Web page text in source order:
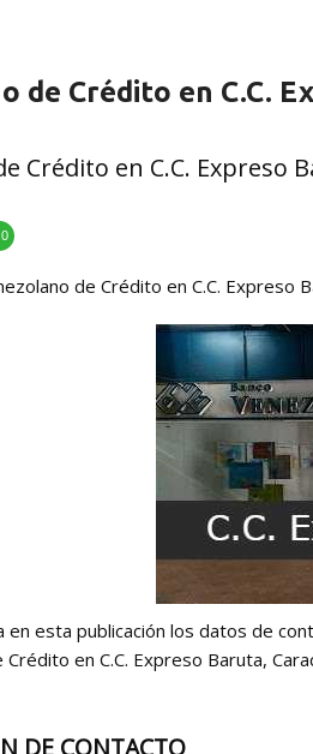
de Crédito en C.C.
Crédito en C.C. Expreso
de Crédito en C.C. Expreso
en esta publicación los datos de
en C.C. Expreso Baruta,
DE CONTACTO